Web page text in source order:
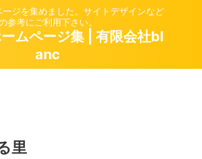
ジを集めました。サイトデザインなど
参考にご利用下さい。
ムページ集 | 有限会社bl
anc
里